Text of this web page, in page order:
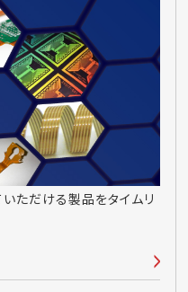
ただける製品をタイムリ